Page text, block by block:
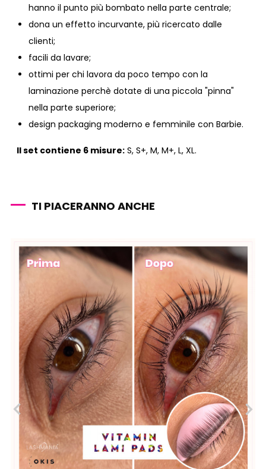
hanno il punto più bombato nella parte centrale;
dona un effetto incurvante, più ricercato dalle
clienti;
facili da lavare;
ottimi per chi lavora da poco tempo con la
laminazione perchè dotate di una piccola "pinna"
nella parte superiore;
design packaging moderno e femminile con Barbie.
Il set contiene 6 misure: S, S+, M, M+, L, XL.
TI PIACERANNO ANCHE